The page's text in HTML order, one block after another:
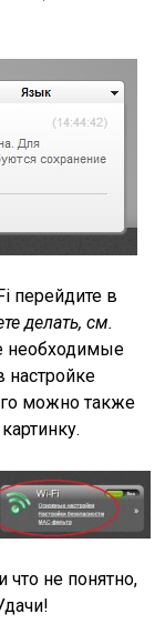
перейдите в
делать, см.
необходимые
настройке
можно также
что не понятно,